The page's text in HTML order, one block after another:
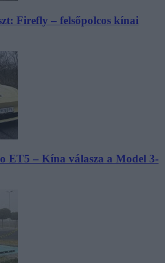
Firefly – felsőpolcos kínai
ET5 – Kína válasza a Model 3-